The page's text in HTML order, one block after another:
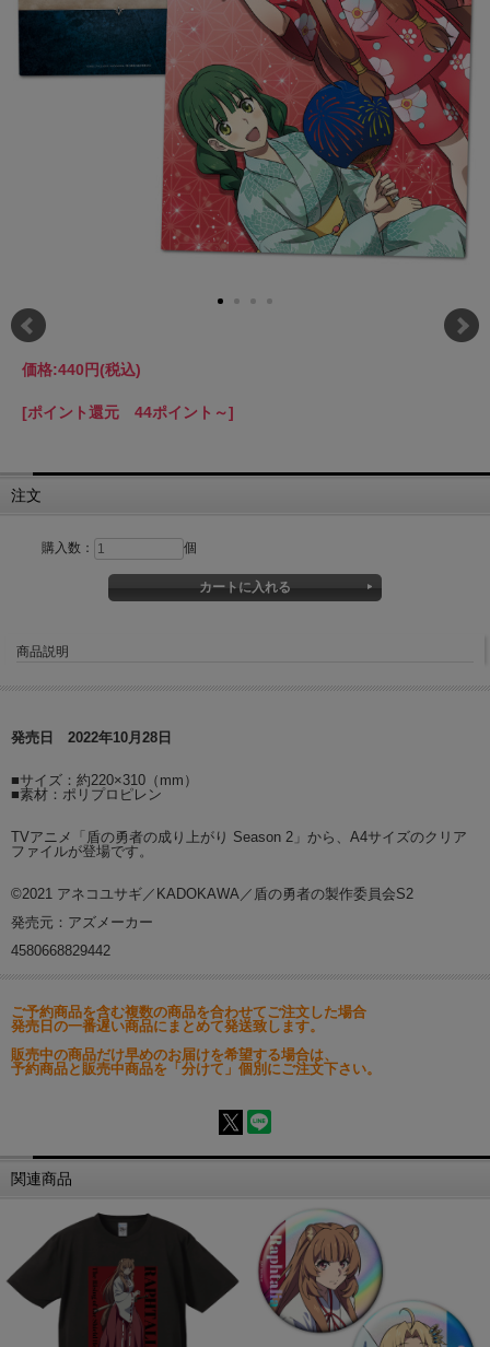
価格:440円(税込)
[ポイント還元 44ポイント～]
注文
購入数： 個
商品説明
発売日 2022年10月28日
■サイズ：約220×310（mm）
■素材：ポリプロピレン
TVアニメ「盾の勇者の成り上がり Season 2」から、A4サイズのクリア
ファイルが登場です。
©2021 アネコユサギ／KADOKAWA／盾の勇者の製作委員会S2
発売元：アズメーカー
4580668829442
ご予約商品を含む複数の商品を合わせてご注文した場合
発売日の一番遅い商品にまとめて発送致します。
販売中の商品だけ早めのお届けを希望する場合は、
予約商品と販売中商品を「分けて」個別にご注文下さい。
関連商品